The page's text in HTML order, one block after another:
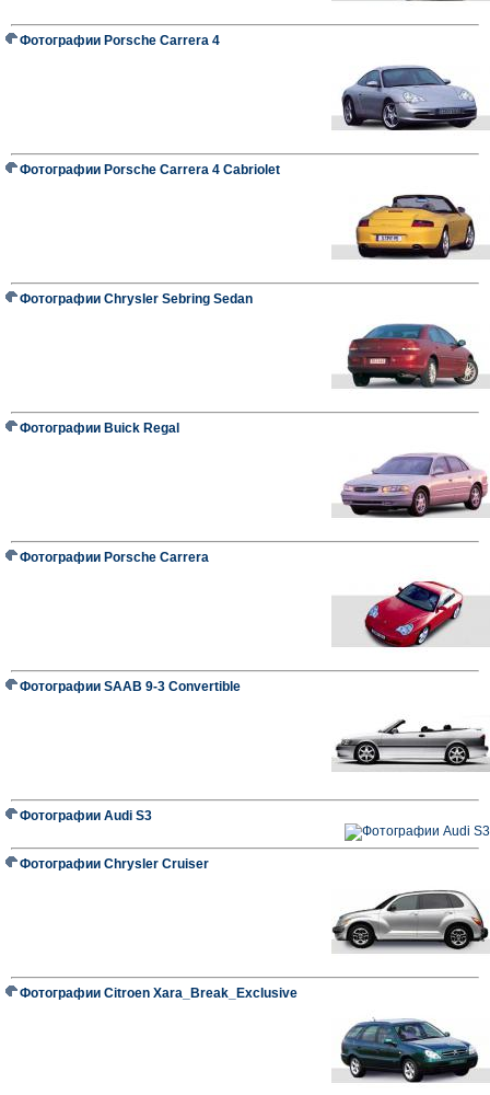
Фотографии Porsche Carrera 4
Фотографии Porsche Carrera 4 Cabriolet
Фотографии Chrysler Sebring Sedan
Фотографии Buick Regal
Фотографии Porsche Carrera
Фотографии SAAB 9-3 Convertible
Фотографии Audi S3
Фотографии Chrysler Cruiser
Фотографии Citroen Xara_Break_Exclusive